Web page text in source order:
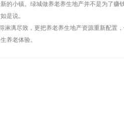
的小镇。绿城做养老养生地产并不是为了赚
是说。
漓尽致，更把养老养生地产资源重新配置
养老体验。